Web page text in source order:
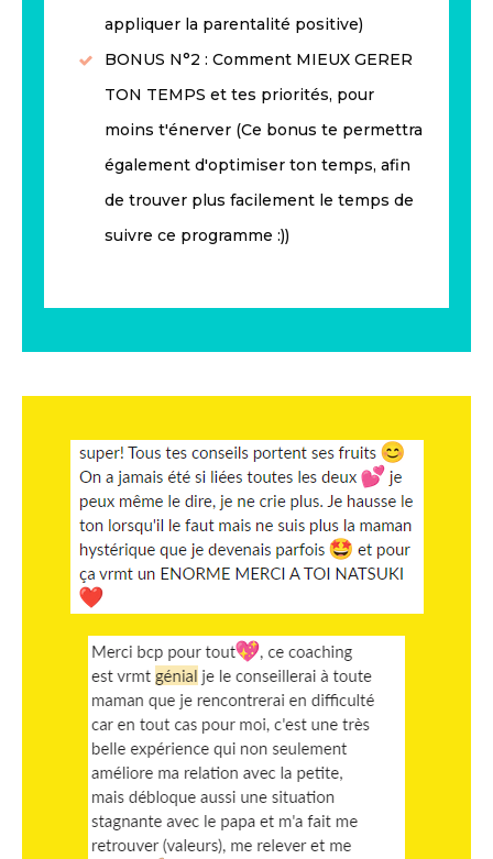
appliquer la parentalité positive)
BONUS N°2 : Comment MIEUX GERER
TON TEMPS et tes priorités, pour
moins t'énerver (Ce bonus te permettra
également d'optimiser ton temps, afin
de trouver plus facilement le temps de
suivre ce programme :))